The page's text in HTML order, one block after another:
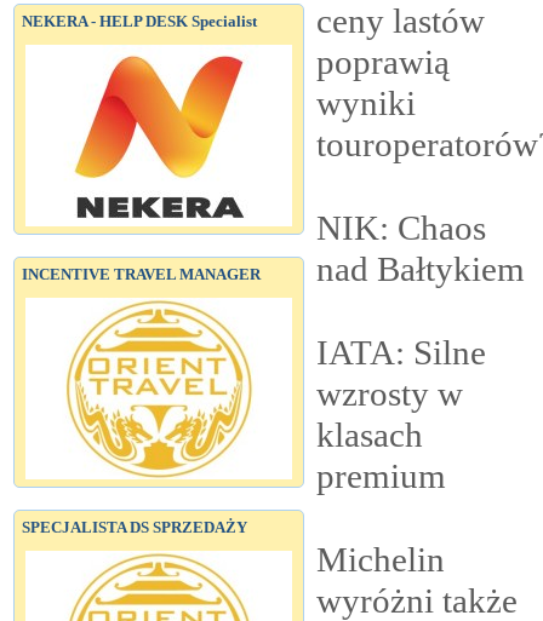
NEKERA - HELP DESK Specialist
INCENTIVE TRAVEL MANAGER
SPECJALISTA DS SPRZEDAŻY
ceny lastów
poprawią
wyniki
NIK: Chaos
nad Bałtykiem
IATA: Silne
wzrosty w
klasach
premium
Michelin
wyróżni także